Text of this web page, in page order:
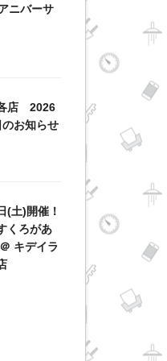
ニバーサ
店 2026
お知らせ
(土)開催！
くろがあ
キデイラ